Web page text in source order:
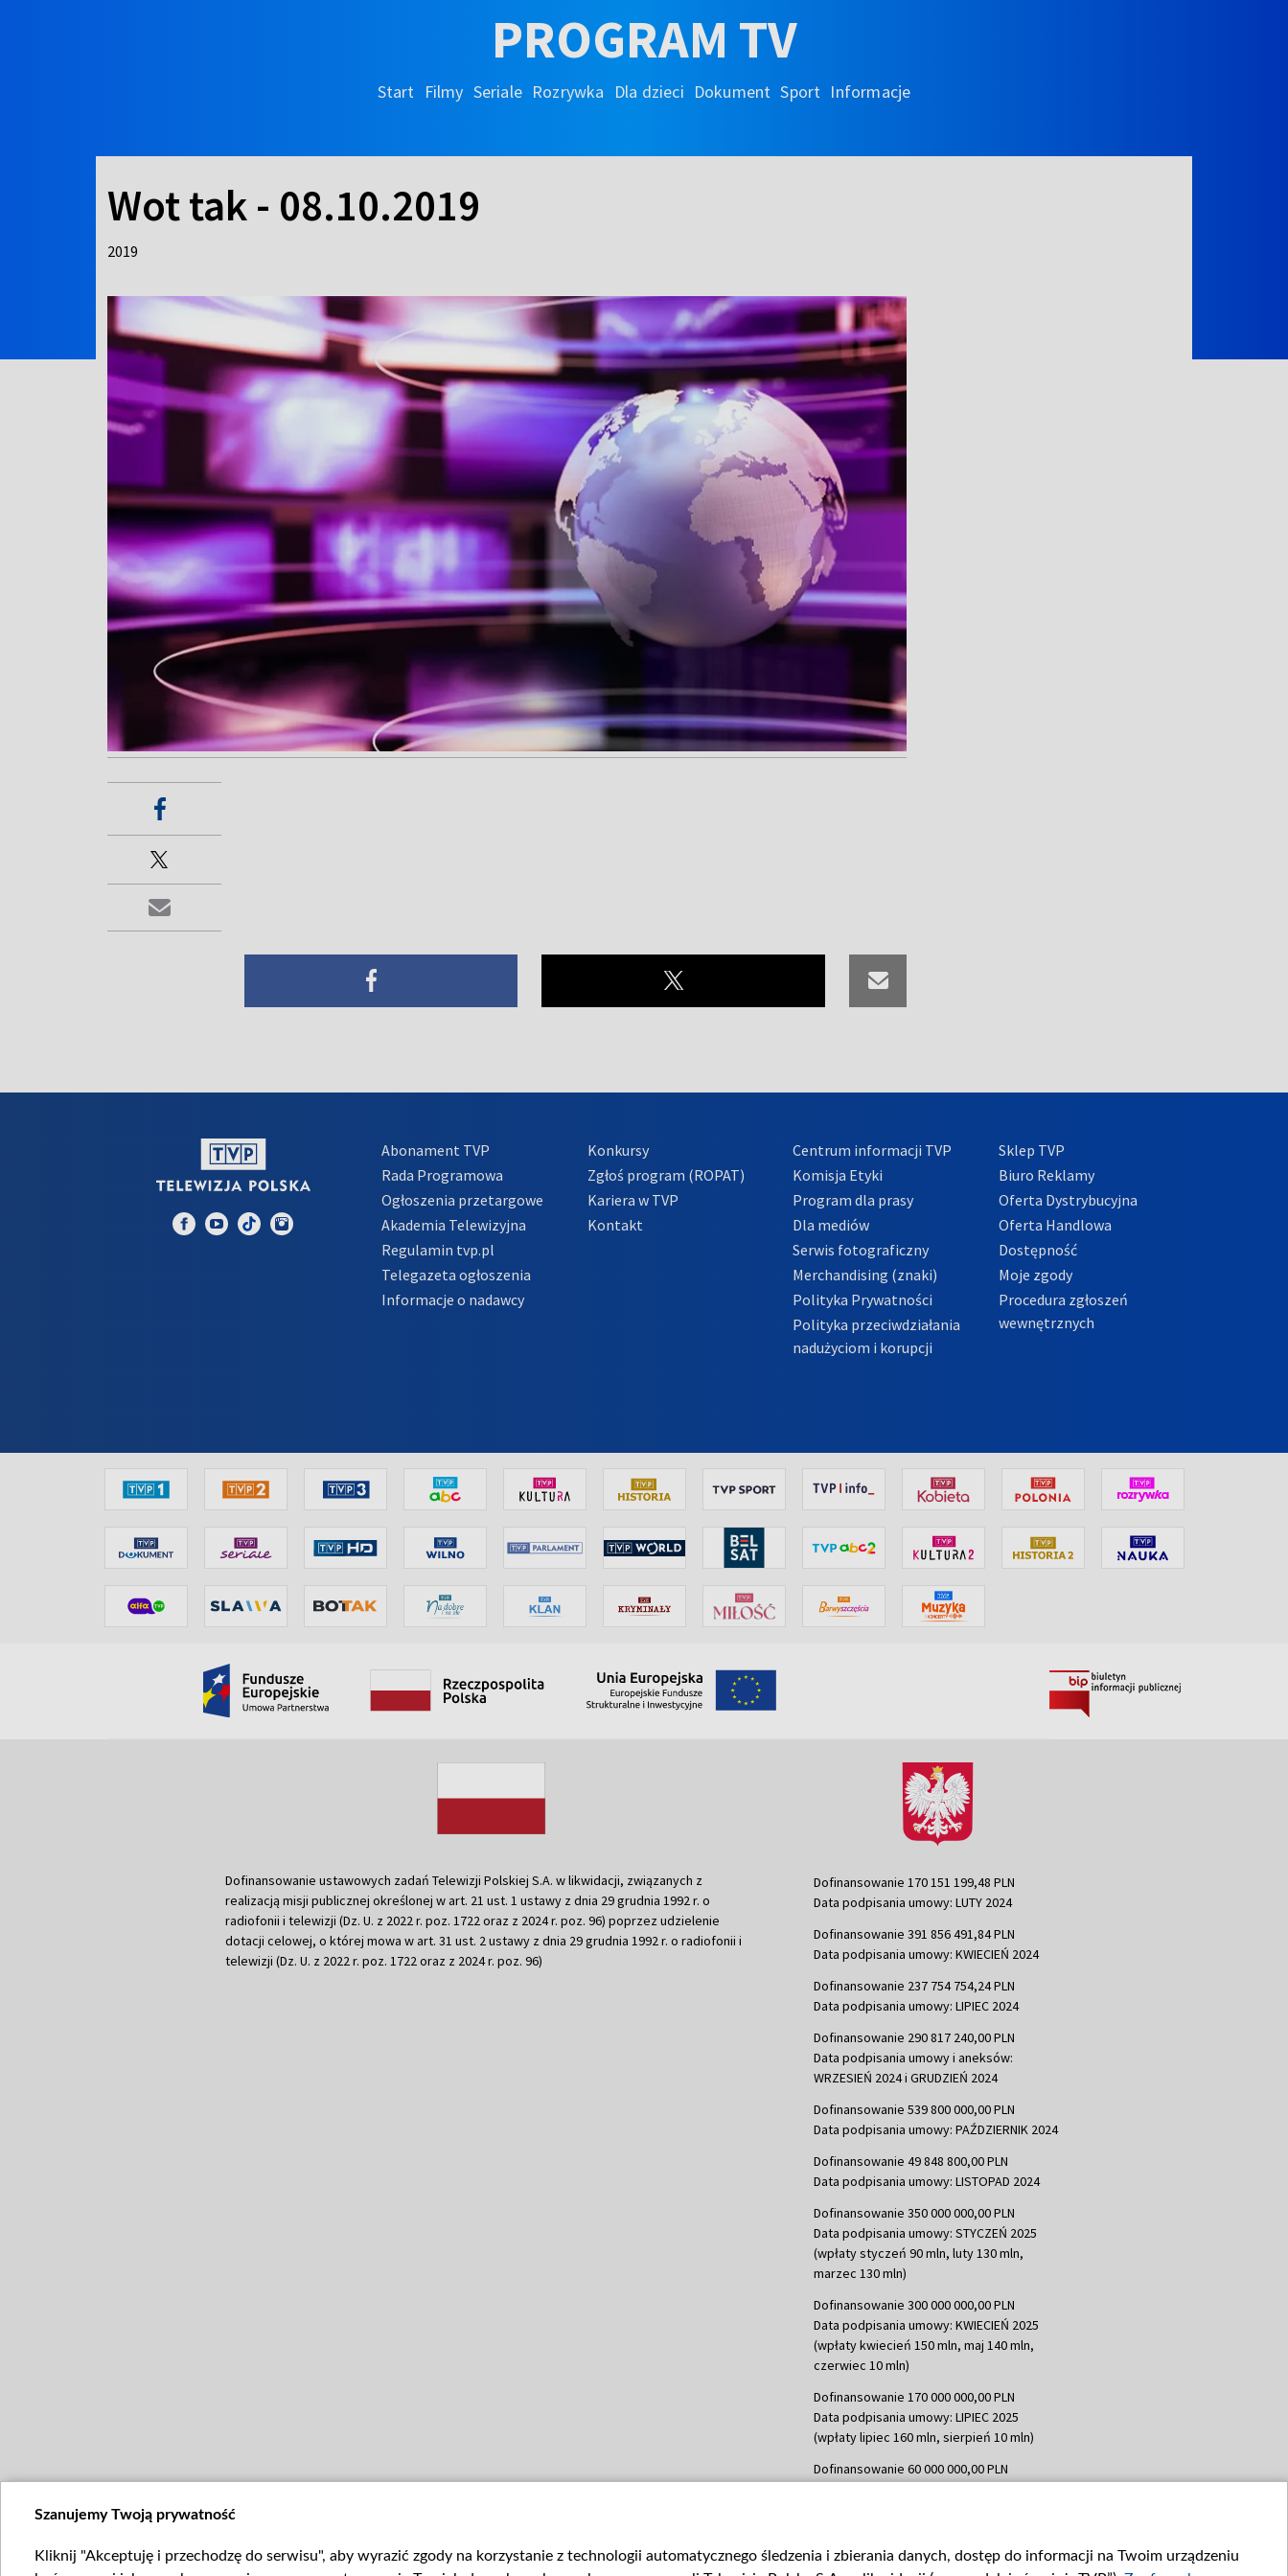
PROGRAM TV
Start Filmy Seriale Rozrywka Dla dzieci Dokument Sport Informacje
Wot tak - 08.10.2019
2019
Abonament TVP
Rada Programowa
Ogłoszenia przetargowe
Akademia Telewizyjna
Regulamin tvp.pl
Telegazeta ogłoszenia
Informacje o nadawcy
Konkursy
Zgłoś program (ROPAT)
Kariera w TVP
Kontakt
Centrum informacji TVP
Komisja Etyki
Program dla prasy
Dla mediów
Serwis fotograficzny
Merchandising (znaki)
Polityka Prywatności
Polityka przeciwdziałania
nadużyciom i korupcji
Sklep TVP
Biuro Reklamy
Oferta Dystrybucyjna
Oferta Handlowa
Dostępność
Moje zgody
Procedura zgłoszeń
wewnętrznych
Dofinansowanie ustawowych zadań Telewizji Polskiej S.A. w likwidacji, związanych z
realizacją misji publicznej określonej w art. 21 ust. 1 ustawy z dnia 29 grudnia 1992 r. o
radiofonii i telewizji (Dz. U. z 2022 r. poz. 1722 oraz z 2024 r. poz. 96) poprzez udzielenie
dotacji celowej, o której mowa w art. 31 ust. 2 ustawy z dnia 29 grudnia 1992 r. o radiofonii i
telewizji (Dz. U. z 2022 r. poz. 1722 oraz z 2024 r. poz. 96)
Dofinansowanie 170 151 199,48 PLN
Data podpisania umowy: LUTY 2024
Dofinansowanie 391 856 491,84 PLN
Data podpisania umowy: KWIECIEŃ 2024
Dofinansowanie 237 754 754,24 PLN
Data podpisania umowy: LIPIEC 2024
Dofinansowanie 290 817 240,00 PLN
Data podpisania umowy i aneksów:
WRZESIEŃ 2024 i GRUDZIEŃ 2024
Dofinansowanie 539 800 000,00 PLN
Data podpisania umowy: PAŹDZIERNIK 2024
Dofinansowanie 49 848 800,00 PLN
Data podpisania umowy: LISTOPAD 2024
Dofinansowanie 350 000 000,00 PLN
Data podpisania umowy: STYCZEŃ 2025
(wpłaty styczeń 90 mln, luty 130 mln,
marzec 130 mln)
Dofinansowanie 300 000 000,00 PLN
Data podpisania umowy: KWIECIEŃ 2025
(wpłaty kwiecień 150 mln, maj 140 mln,
czerwiec 10 mln)
Dofinansowanie 170 000 000,00 PLN
Data podpisania umowy: LIPIEC 2025
(wpłaty lipiec 160 mln, sierpień 10 mln)
Dofinansowanie 60 000 000,00 PLN
Data podpisania umowy: WRZESIEŃ 2025
Szanujemy Twoją prywatność
Kliknij "Akceptuję i przechodzę do serwisu", aby wyrazić zgody na korzystanie z technologii automatycznego śledzenia i zbierania danych, dostęp do informacji na Twoim urządzeniu